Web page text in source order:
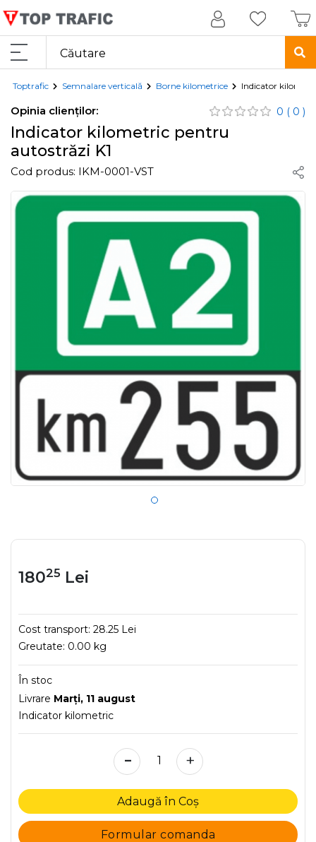
Toptrafic Semnalare verticală Borne kilometrice Indicator
Opinia clienților: 0 ( 0 )
Indicator kilometric pentru
autostrăzi K1
Cod produs: IKM-0001-VST
18025 Lei
Cost transport: 28.25 Lei
Greutate: 0.00 kg
În stoc
Livrare Marţi, 11 august
Indicator kilometric
- +
Adaugă în Coș
Formular comanda